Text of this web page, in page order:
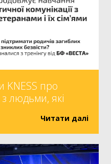
KNESS про
людьми, які
Читати далі